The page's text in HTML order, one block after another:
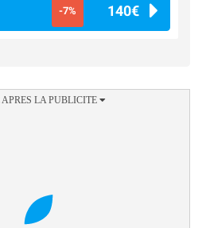
-7% 140€